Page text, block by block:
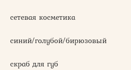
сетевая косметика
синий/голубой/бирюзовый
скраб для губ